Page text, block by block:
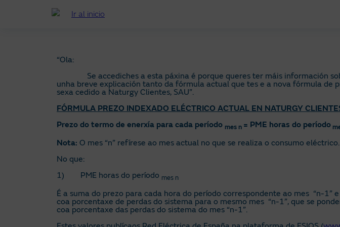
“Ola:
Se accediches a esta páxina é porque queres ter máis información
unha breve explicación tanto da fórmula actual que tes e a nova fórmula
sexa cedido a Naturgy Clientes, SAU”.
FÓRMULA PREZO INDEXADO ELÉCTRICO ACTUAL EN NATURGY
Prezo do termo de enerxía para cada período mes n = PME horas do período
Nota: O mes “n” refírese ao mes actual no que se realiza o consumo eléctrico.
No que:
1) PME horas do período mes n
É a suma do prezo para cada hora do período correspondente ao mes “n-
coa porcentaxe de perdas do sistema para o mesmo mes “n-1”, que se
coa porcentaxe das perdas do sistema do mes “n-1”.